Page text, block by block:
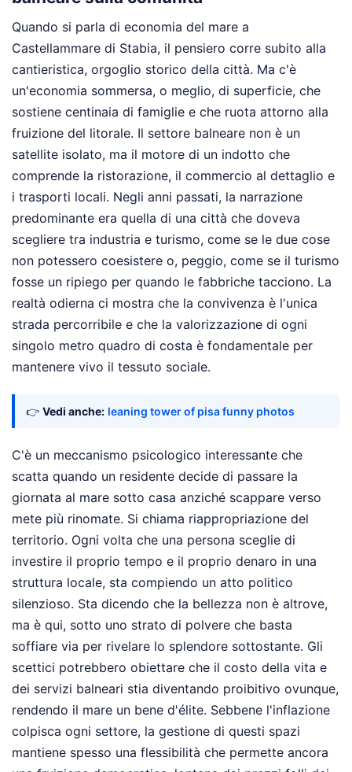
Quando si parla di economia del mare a
Castellammare di Stabia, il pensiero corre subito alla
cantieristica, orgoglio storico della città. Ma c'è
un'economia sommersa, o meglio, di superficie, che
sostiene centinaia di famiglie e che ruota attorno alla
fruizione del litorale. Il settore balneare non è un
satellite isolato, ma il motore di un indotto che
comprende la ristorazione, il commercio al dettaglio e
i trasporti locali. Negli anni passati, la narrazione
predominante era quella di una città che doveva
scegliere tra industria e turismo, come se le due cose
non potessero coesistere o, peggio, come se il turismo
fosse un ripiego per quando le fabbriche tacciono. La
realtà odierna ci mostra che la convivenza è l'unica
strada percorribile e che la valorizzazione di ogni
singolo metro quadro di costa è fondamentale per
mantenere vivo il tessuto sociale.
👉 Vedi anche: leaning tower of pisa funny photos
C'è un meccanismo psicologico interessante che
scatta quando un residente decide di passare la
giornata al mare sotto casa anziché scappare verso
mete più rinomate. Si chiama riappropriazione del
territorio. Ogni volta che una persona sceglie di
investire il proprio tempo e il proprio denaro in una
struttura locale, sta compiendo un atto politico
silenzioso. Sta dicendo che la bellezza non è altrove,
ma è qui, sotto uno strato di polvere che basta
soffiare via per rivelare lo splendore sottostante. Gli
scettici potrebbero obiettare che il costo della vita e
dei servizi balneari stia diventando proibitivo ovunque,
rendendo il mare un bene d'élite. Sebbene l'inflazione
colpisca ogni settore, la gestione di questi spazi
mantiene spesso una flessibilità che permette ancora